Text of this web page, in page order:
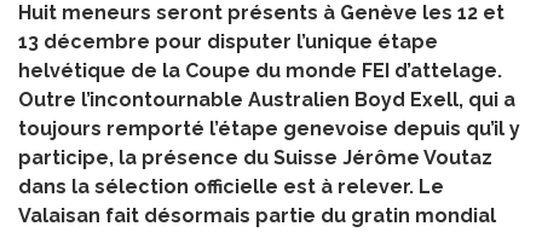
Huit meneurs seront présents à Genève les 12 et
13 décembre pour disputer l’unique étape
helvétique de la Coupe du monde FEI d’attelage.
Outre l’incontournable Australien Boyd Exell, qui a
toujours remporté l’étape genevoise depuis qu’il y
participe, la présence du Suisse Jérôme Voutaz
dans la sélection officielle est à relever. Le
Valaisan fait désormais partie du gratin mondial